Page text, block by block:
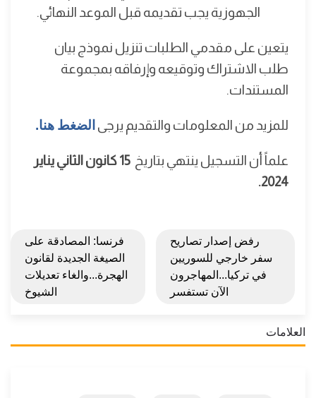
الجهوزية يجب تقديمه قبل الموعد النهائي.
يتعين على مقدمي الطلبات تنزيل نموذج بيان
طلب الاشتراك وتوقيعه وإرفاقه بمجموعة
المستندات.
للمزيد من المعلومات والتقديم يرجى الضغط هنا.
علماً أن التسجيل ينتهي بتاريخ
15 كانون الثاني يناير
2024.
رفض إصدار تصاريح
سفر خارجي للسوريين
في تركيا...المهاجرون
الآن تستفسر
فرنسا: المصادقة على
الصيغة الجديدة لقانون
الهجرة...والغاء تعديلات
الشيوخ
العلامات